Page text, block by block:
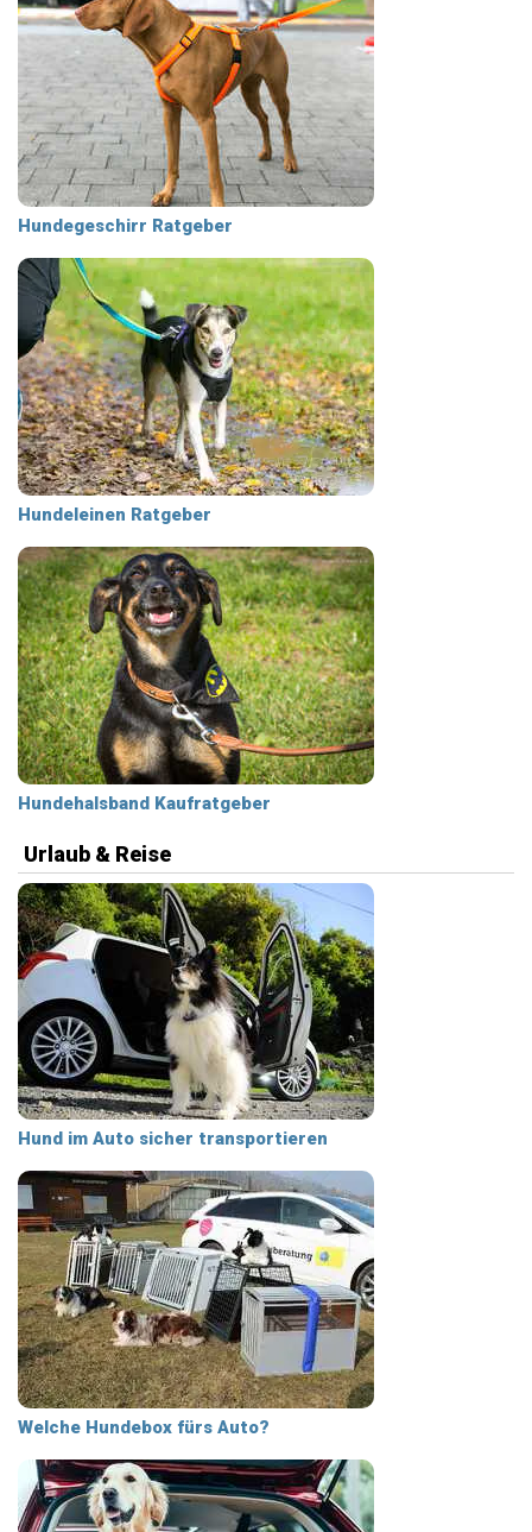
Hundegeschirr Ratgeber
Hundeleinen Ratgeber
Hundehalsband Kaufratgeber
Urlaub & Reise
Hund im Auto sicher transportieren
Welche Hundebox fürs Auto?